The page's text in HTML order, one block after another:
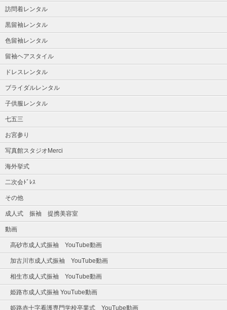
訪問着レンタル
黒留袖レンタル
色留袖レンタル
留袖ヘアスタイル
ドレスレンタル
ブライダルレンタル
子供服レンタル
七五三
お宮参り
写真館スタジオMerci
海外挙式
二次会ﾄﾞﾚｽ
その他
成人式 振袖 提携美容室
動画
高砂市成人式振袖 YouTube動画
加古川市成人式振袖 YouTube動画
相生市成人式振袖 YouTube動画
姫路市成人式振袖 YouTube動画
姫路赤十字看護専門学校卒業式 YouTube動画